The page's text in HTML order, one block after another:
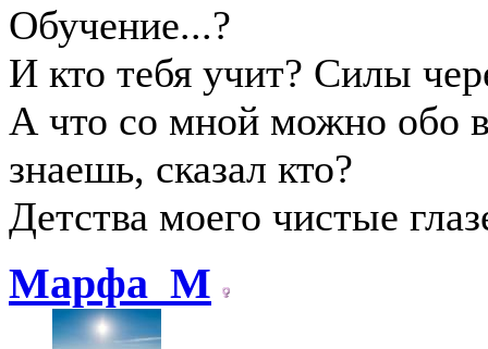
Обучение...?
И кто тебя учит? Силы
А что со мной можно обо
знаешь, сказал кто?
Детства моего чистые
Марфа_М